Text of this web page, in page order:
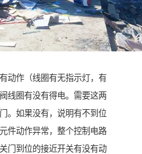
动作（线圈有无指示灯，有
线圈有没有得电。需要这两
。如果没有，说明有不到位
件动作异常，整个控制电路
门到位的接近开关有没有动